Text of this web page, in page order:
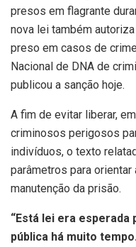
presos em flagrante
nova lei também
preso em casos de
Nacional de DNA de
publicou a sanção hoje.
A fim de evitar liberar,
criminosos perigosos
indivíduos, o texto
parâmetros para
manutenção da prisão.
“Está lei era
pública há muito